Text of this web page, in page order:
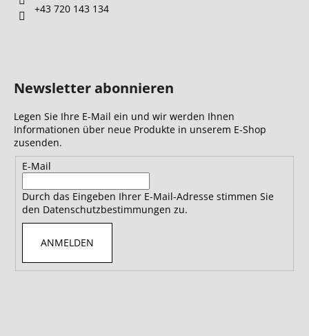
+43 720 143 134
Newsletter abonnieren
Legen Sie Ihre E-Mail ein und wir werden Ihnen
Informationen über neue Produkte in unserem E-Shop
zusenden.
E-Mail
Durch das Eingeben Ihrer E-Mail-Adresse stimmen Sie
den Datenschutzbestimmungen zu.
ANMELDEN